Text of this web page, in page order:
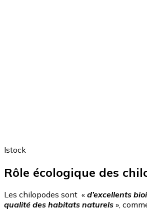
Istock
Rôle écologique des
Les chilopodes sont « d’excellents
qualité des habitats naturels »,